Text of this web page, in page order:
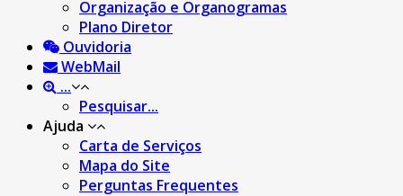
Organização e Organogramas
Plano Diretor
Ouvidoria
WebMail
...
Pesquisar...
Ajuda
Carta de Serviços
Mapa do Site
Perguntas Frequentes